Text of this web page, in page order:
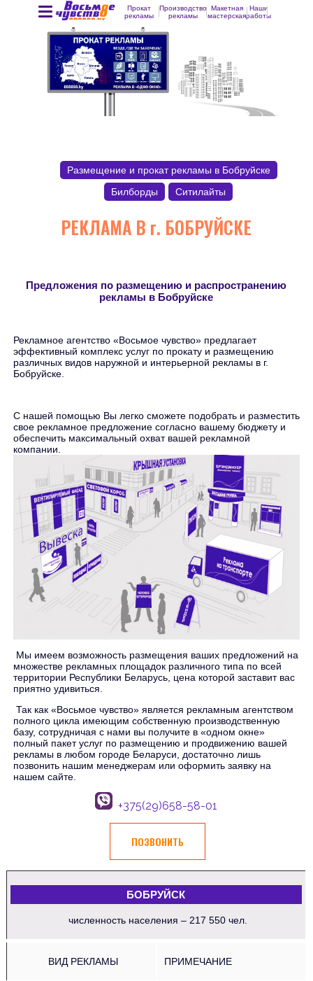
Прокат
рекламы
Производство
рекламы
Макетная
мастерская
Наши
работы
Размещение и прокат рекламы в Бобруйске
Билборды
Ситилайты
РЕКЛАМА В г. БОБРУЙСКЕ
Предложения по размещению и распространению
рекламы в Бобруйске
Рекламное агентство «Восьмое чувство» предлагает
эффективный комплекс услуг по прокату и размещению
различных видов наружной и интерьерной рекламы в г.
Бобруйске.
С нашей помощью Вы легко сможете подобрать и разместить
свое рекламное предложение согласно вашему бюджету и
обеспечить максимальный охват вашей рекламной
компании.
Мы имеем возможность размещения ваших предложений на
множестве рекламных площадок различного типа по всей
территории Республики Беларусь, цена которой заставит вас
приятно удивиться.
Так как «Восьмое чувство» является рекламным агентством
полного цикла имеющим собственную производственную
базу, сотрудничая с нами вы получите в «одном окне»
полный пакет услуг по размещению и продвижению вашей
рекламы в любом городе Беларуси, достаточно лишь
позвонить нашим менеджерам или оформить заявку на
нашем сайте.
+375(29)658-58-01
ПОЗВОНИТЬ
БОБРУЙСК
численность населения – 217 550 чел.
ВИД РЕКЛАМЫ ПРИМЕЧАНИЕ